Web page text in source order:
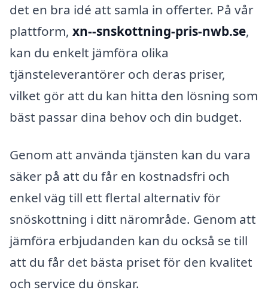
det en bra idé att samla in offerter. På vår
plattform, xn--snskottning-pris-nwb.se,
kan du enkelt jämföra olika
tjänsteleverantörer och deras priser,
vilket gör att du kan hitta den lösning som
bäst passar dina behov och din budget.
Genom att använda tjänsten kan du vara
säker på att du får en kostnadsfri och
enkel väg till ett flertal alternativ för
snöskottning i ditt närområde. Genom att
jämföra erbjudanden kan du också se till
att du får det bästa priset för den kvalitet
och service du önskar.